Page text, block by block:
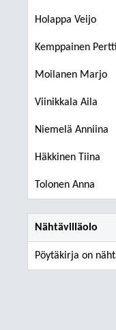
Holappa Veijo
Kemppainen Pertti
Moilanen Marjo
Viinikkala Aila
Niemelä Anniina
Häkkinen Tiina
Tolonen Anna
Nähtävilläolo
Pöytäkirja on